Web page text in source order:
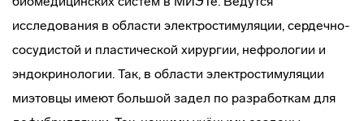
исследования в области электростимуляции, сердечно-
сосудистой и пластической хирургии, нефрологии и
эндокринологии. Так, в области электростимуляции
миэтовцы имеют большой задел по разработкам для